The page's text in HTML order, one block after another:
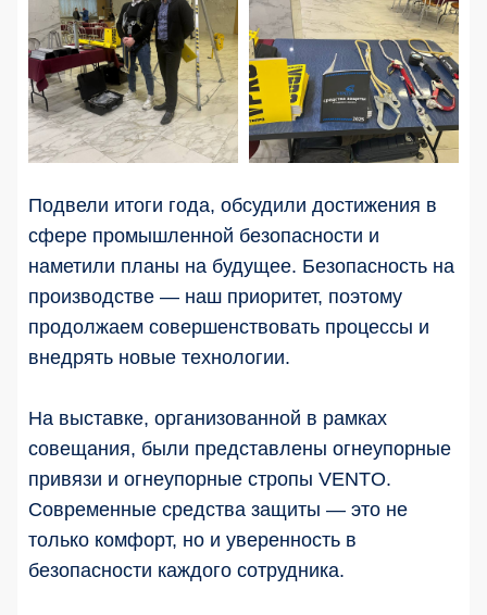
Подвели итоги года, обсудили достижения в
сфере промышленной безопасности и
наметили планы на будущее. Безопасность на
производстве — наш приоритет, поэтому
продолжаем совершенствовать процессы и
внедрять новые технологии.
На выставке, организованной в рамках
совещания, были представлены огнеупорные
привязи и огнеупорные стропы VENTO.
Современные средства защиты — это не
только комфорт, но и уверенность в
безопасности каждого сотрудника.